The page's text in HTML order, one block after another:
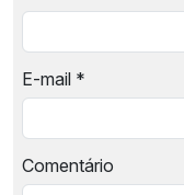
E-mail *
Comentário